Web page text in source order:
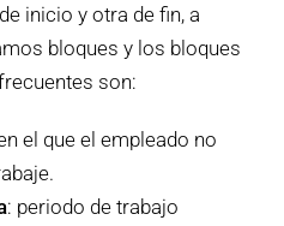
inicio y otra de fin, a
bloques y los bloques
son:
el que el empleado no
: periodo de trabajo